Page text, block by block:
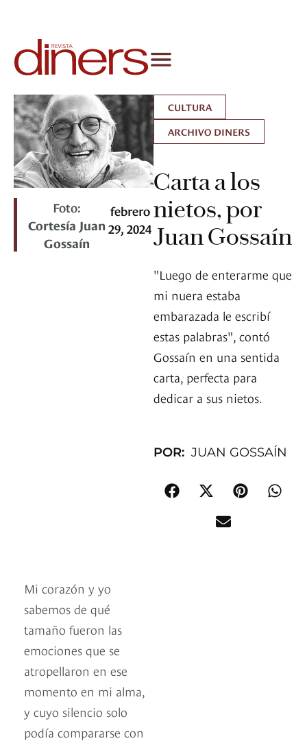
Foto:
Cortesía Juan
Gossaín
febrero
29, 2024
CULTURA
ARCHIVO DINERS
Carta a los
nietos, por
Juan Gossaín
"Luego de enterarme que
mi nuera estaba
embarazada le escribí
estas palabras", contó
Gossaín en una sentida
carta, perfecta para
dedicar a sus nietos.
POR: JUAN GOSSAÍN
Mi corazón y yo
sabemos de qué
tamaño fueron las
emociones que se
atropellaron en ese
momento en mi alma,
y cuyo silencio solo
podía compararse con